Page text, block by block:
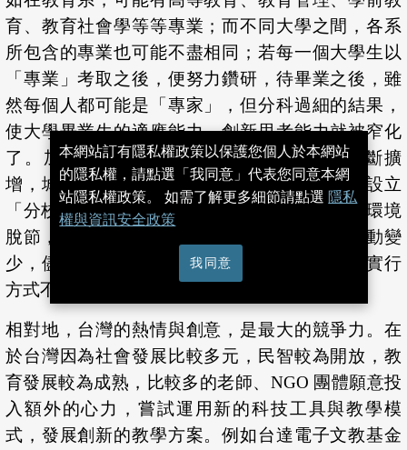
育、教育社會學等等專業；而不同大學之間，各系
所包含的專業也可能不盡相同；若每一個大學生以
「專業」考取之後，便努力鑽研，待畢業之後，雖
然每個人都可能是「專家」，但分科過細的結果，
使大學畢業生的適應能力、創新思考能力就被窄化
了。加上近年來，中國大陸高等教育機構不斷擴
增，城市校區空間不夠，很多學校開始在郊區設立
「分校」，使得本科生 (一般指大學生) 與社會環境
脫節，也與研究生 (包含碩士生與博士生) 的互動變
少，儘管大學生人數眾多，但大陸高等教育的實行
方式不見得適當。
相對地，台灣的熱情與創意，是最大的競爭力。在
於台灣因為社會發展比較多元，民智較為開放，教
育發展較為成熟，比較多的老師、NGO 團體願意投
入額外的心力，嘗試運用新的科技工具與教學模
式，發展創新的教學方案。例如台達電子文教基金
本網站訂有隱私權政策以保護您個人於本網站
的隱私權，請點選「我同意」代表您同意本網
站隱私權政策。 如需了解更多細節請點選 隱私
權與資訊安全政策
我同意